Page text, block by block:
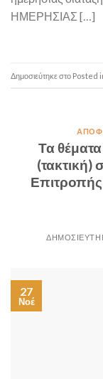
ΗΜΕΡΗΣΙΑΣ […]
Posted
Τα
(τακτική)
27
Νοέ